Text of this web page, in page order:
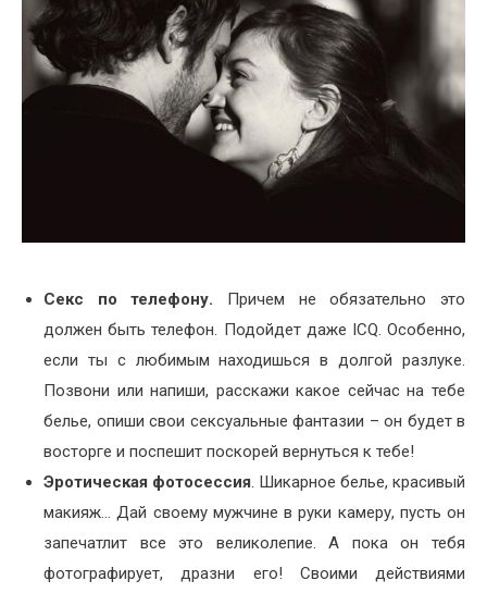
Секс по телефону. Причем не обязательно это
должен быть телефон. Подойдет даже ICQ. Особенно,
если ты с любимым находишься в долгой разлуке.
Позвони или напиши, расскажи какое сейчас на тебе
белье, опиши свои сексуальные фантазии – он будет в
восторге и поспешит поскорей вернуться к тебе!
Эротическая фотосессия. Шикарное белье, красивый
макияж… Дай своему мужчине в руки камеру, пусть он
запечатлит все это великолепие. А пока он тебя
фотографирует, дразни его! Своими действиями